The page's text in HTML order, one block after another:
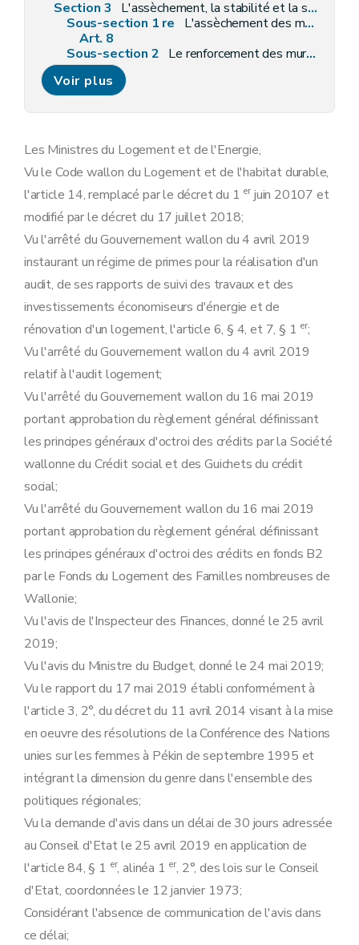
Section 3
L'assèchement, la stabilité et la salubrité des murs et du sol
Sous-section 1 re
L'assèchement des murs
Art. 8
Sous-section 2 Le renforcement des murs extérieurs instables ou la démolition et la reconstruction totale de ces murs
Art. 9
Sous-section 3
Art. 10
Sous-section 5 Les travaux de nature à éliminer le radon
Section 4 L'appropriation de l'installation électrique et de gaz
Art. 13
Art. 14
Section 5 Les investissements relatifs à l'amélioration de la performance énergétique de l'enveloppe
Sous-section 1 re L'isolation du toit, des murs et du sol
Art. 15
Sous-section 2 Le remplacement des menuiseries ou des vitrages
Art. 16
Les systèmes
Sous-section 1 re Les systèmes de production de chaleur et d'eau chaude sanitaire
Art. 17
Art. 18
Art. 19
Art. 20
Sous-section 2
Les systèmes de ventilation
Art. 21
Sous-section 3 L'augmentation des rendements de production, de distribution, de stockage et d'émission des installations de chauffage, à l'exception du remplacement, du réglage ou de l'entretien des appareils à combustible liquide ou gazeux et de leurs organes de combustion
Art. 22
Sous-section 4 L'augmentation des rendements de production, de distribution et de stockage des installations d'eau chaude sanitaire à l'exception du remplacement, du réglage ou de l'entretien des producteurs, autonomes ou combinés, à combustible liquide ou gazeux et de leurs organes de combustion
Art. 23
Chapitre III
Art. 24
Chapitre IV Disposition finale
Art. 25
Annexe
Voir plus
Les Ministres du Logement et de l'Energie,
Vu le Code wallon du Logement et de l'habitat durable,
l'article 14, remplacé par le décret du 1 er juin 20107 et
modifié par le décret du 17 juillet 2018;
Vu l'arrêté du Gouvernement wallon du 4 avril 2019
instaurant un régime de primes pour la réalisation d'un
audit, de ses rapports de suivi des travaux et des
investissements économiseurs d'énergie et de
rénovation d'un logement, l'article 6, § 4, et 7, § 1 er;
Vu l'arrêté du Gouvernement wallon du 4 avril 2019
relatif à l'audit logement;
Vu l'arrêté du Gouvernement wallon du 16 mai 2019
portant approbation du règlement général définissant
les principes généraux d'octroi des crédits par la Société
wallonne du Crédit social et des Guichets du crédit
social;
Vu l'arrêté du Gouvernement wallon du 16 mai 2019
portant approbation du règlement général définissant
les principes généraux d'octroi des crédits en fonds B2
par le Fonds du Logement des Familles nombreuses de
Wallonie;
Vu l'avis de l'Inspecteur des Finances, donné le 25 avril
2019;
Vu l'avis du Ministre du Budget, donné le 24 mai 2019;
Vu le rapport du 17 mai 2019 établi conformément à
l'article 3, 2°, du décret du 11 avril 2014 visant à la mise
en oeuvre des résolutions de la Conférence des Nations
unies sur les femmes à Pékin de septembre 1995 et
intégrant la dimension du genre dans l'ensemble des
politiques régionales;
Vu la demande d'avis dans un délai de 30 jours adressée
au Conseil d'Etat le 25 avril 2019 en application de
l'article 84, § 1 er, alinéa 1 er, 2°, des lois sur le Conseil
d'Etat, coordonnées le 12 janvier 1973;
Considérant l'absence de communication de l'avis dans
ce délai;